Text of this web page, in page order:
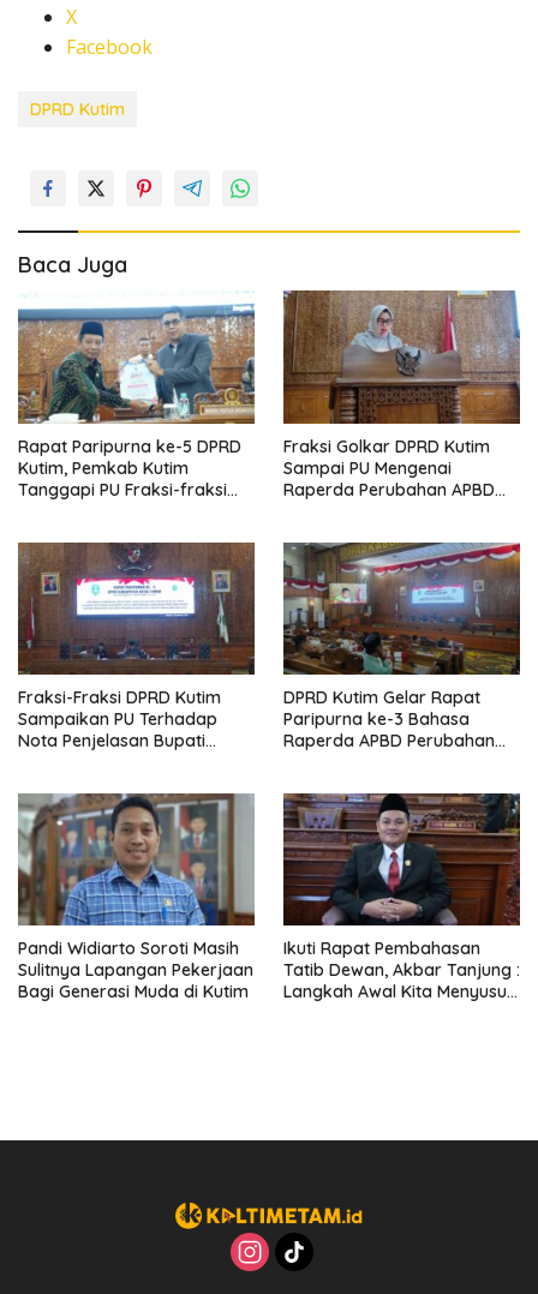
X
Facebook
DPRD Kutim
Baca Juga
Rapat Paripurna ke-5 DPRD
Kutim, Pemkab Kutim
Tanggapi PU Fraksi-fraksi
Fraksi Golkar DPRD Kutim
Sampai PU Mengenai
Raperda Perubahan APBD
Fraksi-Fraksi DPRD Kutim
Sampaikan PU Terhadap
Nota Penjelasan Bupati
2024
DPRD Kutim Gelar Rapat
Paripurna ke-3 Bahasa
Raperda APBD Perubahan
Pandi Widiarto Soroti Masih
Sulitnya Lapangan Pekerjaan
Bagi Generasi Muda di Kutim
Ikuti Rapat Pembahasan
Tatib Dewan, Akbar Tanjung :
Langkah Awal Kita Menyusun